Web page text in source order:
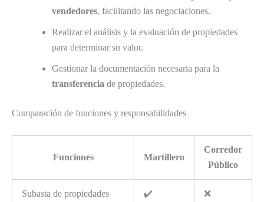
vendedores, facilitando las negociaciones.
Realizar el análisis y la evaluación de propiedades
para determinar su valor.
Gestionar la documentación necesaria para la
transferencia de propiedades.
Comparación de funciones y responsabilidades
Funciones Martillero
Corredor
Público
Subasta de propiedades ✔️ ❌